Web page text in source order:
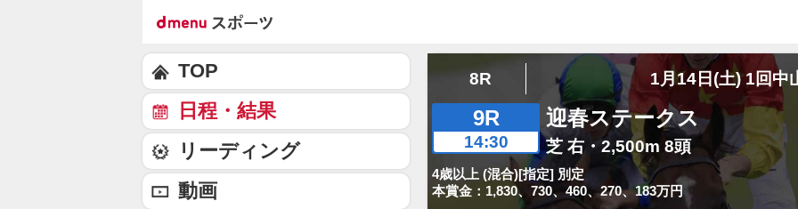
8R 1月14日(土) 1回中
9R
14:30
迎春ステークス
芝 右・2,500m 8頭
4歳以上 (混合)[指定] 別定
本賞金：1,830、730、460、270、183万円
TOP
日程・結果
リーディング
動画